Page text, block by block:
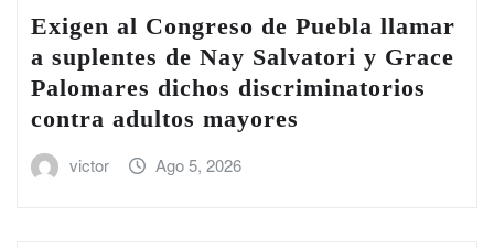
Exigen al Congreso de Puebla llamar
a suplentes de Nay Salvatori y Grace
Palomares dichos discriminatorios
contra adultos mayores
victor Ago 5, 2026